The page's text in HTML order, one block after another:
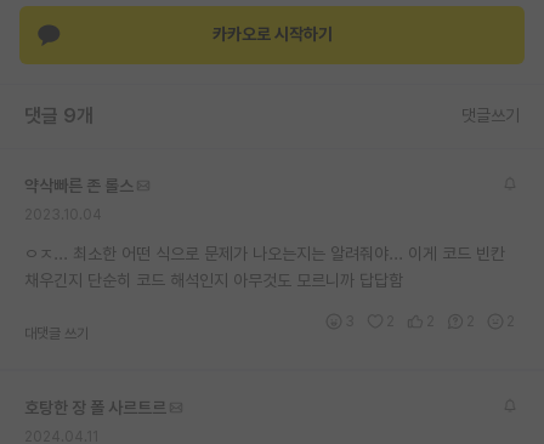
홍보 게시판
커리어
유학교육
재팬라운지 🌸
카카오로 시작하기
댓글 9개 댓글쓰기
약삭빠른 존 롤스
ㅇㅈ... 최소한 어떤 식으로 문제가 나오는지는 알려줘야... 이게 코드 빈칸
채우긴지 단순히 코드 해석인지 아무것도 모르니까 답답함
대댓글 쓰기
호탕한 장 폴 사르트르